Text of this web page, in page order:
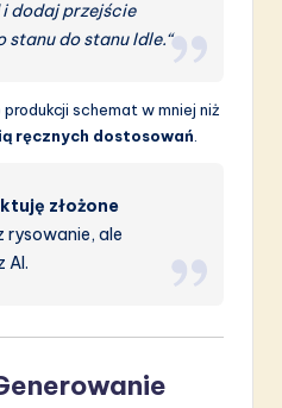
dodaj przejście
stanu do stanu Idle.“
schemat w mniej niż
ręcznych dostosowań.
złożone
ale
AI.